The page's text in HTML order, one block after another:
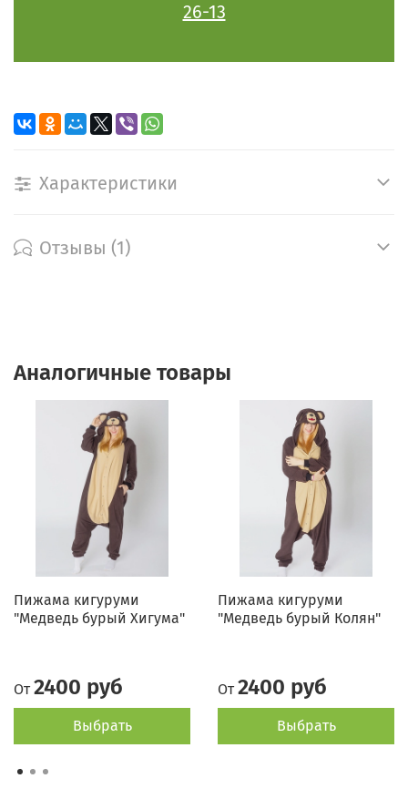
26-13
Характеристики
Отзывы (1)
Аналогичные товары
Пижама кигуруми
"Медведь бурый Хигума"
От 2400 руб
Выбрать
Пижама кигуруми
"Медведь бурый Колян"
От 2400 руб
Выбрать